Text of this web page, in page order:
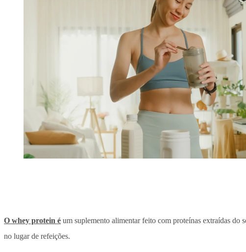
O whey protein é um suplemento alimentar feito com proteínas extraídas do
no lugar de refeições.